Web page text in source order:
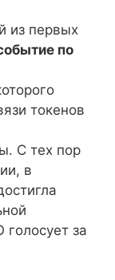
из первых
по
токенов
С тех пор
в
за